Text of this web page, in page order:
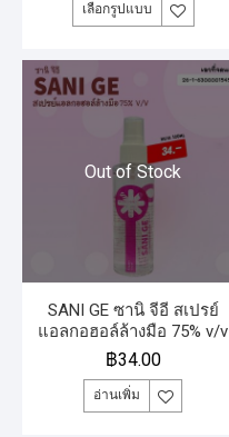
เลือกรูปแบบ
Out of Stock
SANI GE ซานิ จีอี สเปรย์
แอลกอฮอล์ล้างมือ 75% v/v
120 มิลลิลิตร
฿34.00
อ่านเพิ่ม